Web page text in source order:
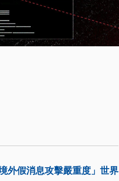
外假消息攻擊嚴重度」世界